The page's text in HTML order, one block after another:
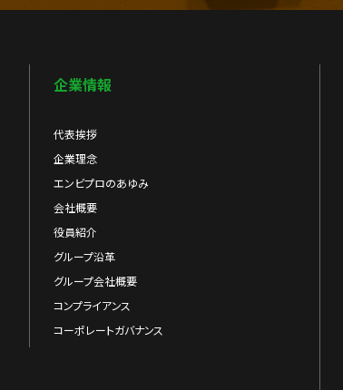
企業情報
代表挨拶
企業理念
エンビプロのあゆみ
会社概要
役員紹介
グループ沿革
グループ会社概要
コンプライアンス
コーポレートガバナンス